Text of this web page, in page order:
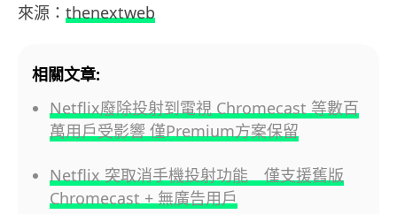
來源： thenextweb
相關文章:
Netflix廢除投射到電視 Chromecast 等數百
萬用戶受影響 僅Premium方案保留
Netflix 突取消手機投射功能 僅支援舊版
Chromecast + 無廣告用戶